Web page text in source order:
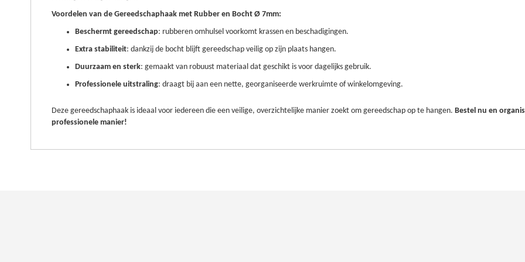
Voordelen van de Gereedschaphaak met Rubber en Bocht Ø 7mm:
Beschermt gereedschap: rubberen omhulsel voorkomt krassen en beschadigingen.
Extra stabiliteit: dankzij de bocht blijft gereedschap veilig op zijn plaats hangen.
Duurzaam en sterk: gemaakt van robuust materiaal dat geschikt is voor dagelijks gebruik.
Professionele uitstraling: draagt bij aan een nette, georganiseerde werkruimte of winkelomgeving.
Deze gereedschaphaak is ideaal voor iedereen die een veilige, overzichtelijke manier zoekt om gereedschap op te hangen. Bestel nu en
professionele manier!